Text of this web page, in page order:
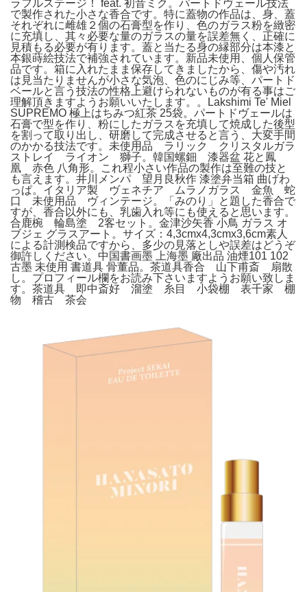
ラフルステージ！ feat. 初音ミク。パートドヴェール技法
で製作された小さな香合です。特に蓋物の作品は、身、蓋
それぞれに雌雄２個の石膏型を作り、色のガラス粉を緻密
に充填し、其々必要な量のガラスの量を誤差無く、正確に
見積もる必要が有ります。蓋と当たる身の縁部分は本漆と
本銀蒔絵技法で補強されています。新品未使用、個人保管
品です。箱に入れたまま保存してきましたから、傷や汚れ
は見当たりませんが小さな気泡、色のにじみ等、パートド
ベールと言う技法の性格上避けられないものが有る事はご
理解頂きますようお願いいたします。。Lakshimi Te' Miel
SUPREMO 極上はちみつ紅茶 25袋。パートドヴェールは
石膏で型を作り、粉にしたガラスを充填して焼成した後型
を割って取り出し、研磨して完成させると言う、大変手間
のかかる技法です。未使用品 ラリック クリスタルガラ
ストレイ ライオン 獅子。韓国螺鈿 漆器盆 花と鳳
凰 赤色 八角形。これ程小さい作品の製作は至難の技と
も言えます。井川メンパ 望月良秋作 漆塗弁当箱 曲げわ
っぱ。イタリア製 ヴェネチア ムラノガラス 金魚 蛇
口 未使用品 ヴィンテージ。「みのり」と題した香合で
すが、香合以外にも、乳歯入れ等にも使えると思います。
合鹿椀 輪島塗 2客セット。金津沙矢香 小鳥 ガラス オ
ブジェ グラスアート。サイズ：4,3cmx4,3cmx3,6cm素人
による計測検品ですから、多少の見落としや誤差はどうぞ
御許しください。中国書画墨 上海墨 廠出品 油煙101 102
古墨 未使用 書道具 骨董品。茶道具香合 山下甫斎 扇散
し。プロフィール欄をお読み下さいますようお願い致しま
す。茶道具 即中斎好 溜塗 糸目 小袋棚 表千家 棚
物 稽古 茶会